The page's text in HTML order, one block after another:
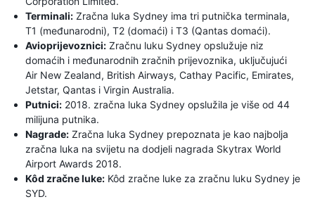
Terminali: Zračna luka Sydney ima tri putnička terminala,
T1 (međunarodni), T2 (domaći) i T3 (Qantas domaći).
Avioprijevoznici: Zračnu luku Sydney opslužuje niz
domaćih i međunarodnih zračnih prijevoznika, uključujući
Air New Zealand, British Airways, Cathay Pacific, Emirates,
Jetstar, Qantas i Virgin Australia.
Putnici: 2018. zračna luka Sydney opslužila je više od 44
milijuna putnika.
Nagrade: Zračna luka Sydney prepoznata je kao najbolja
zračna luka na svijetu na dodjeli nagrada Skytrax World
Airport Awards 2018.
Kôd zračne luke: Kôd zračne luke za zračnu luku Sydney je
SYD.